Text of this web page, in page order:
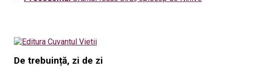
De trebuință, zi de zi